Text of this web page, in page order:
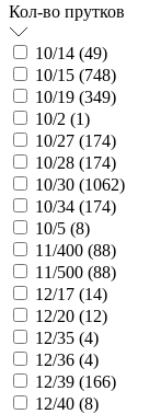
Кол-во прутков
10/14 (49)
10/15 (748)
10/19 (349)
10/2 (1)
10/27 (174)
10/28 (174)
10/30 (1062)
10/34 (174)
10/5 (8)
11/400 (88)
11/500 (88)
12/17 (14)
12/20 (12)
12/35 (4)
12/36 (4)
12/39 (166)
12/40 (8)